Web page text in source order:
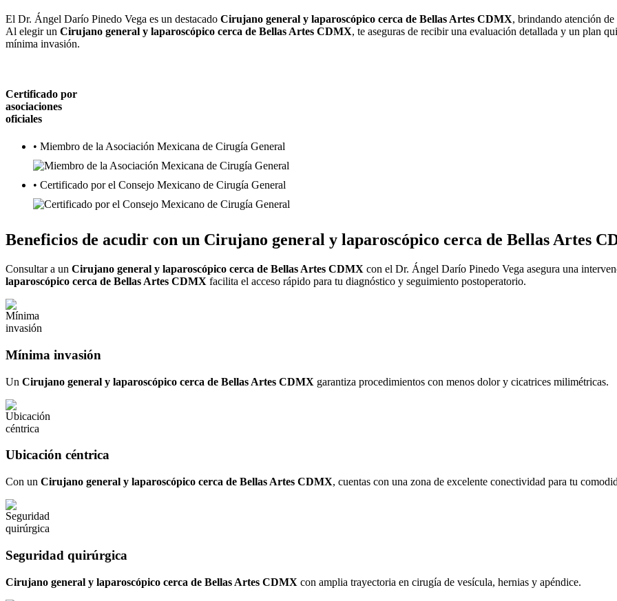
El Dr. Ángel Darío Pinedo Vega es un destacado Cirujano general y laparoscópico cerca de Bellas Artes CDMX, brindando atención
Al elegir un Cirujano general y laparoscópico cerca de Bellas Artes CDMX, te aseguras de recibir una evaluación detallada y un plan
mínima invasión.
Certificado por
asociaciones
oficiales
• Miembro de la Asociación Mexicana de Cirugía General
• Certificado por el Consejo Mexicano de Cirugía General
Beneficios de acudir con un Cirujano general y laparoscópico cerca de Bellas Artes
Consultar a un Cirujano general y laparoscópico cerca de Bellas Artes CDMX con el Dr. Ángel Darío Pinedo Vega asegura una
laparoscópico cerca de Bellas Artes CDMX facilita el acceso rápido para tu diagnóstico y seguimiento postoperatorio.
Mínima invasión
Un Cirujano general y laparoscópico cerca de Bellas Artes CDMX garantiza procedimientos con menos dolor y cicatrices milimétricas.
Ubicación céntrica
Con un Cirujano general y laparoscópico cerca de Bellas Artes CDMX, cuentas con una zona de excelente conectividad para tu
Seguridad quirúrgica
Cirujano general y laparoscópico cerca de Bellas Artes CDMX con amplia trayectoria en cirugía de vesícula, hernias y apéndice.